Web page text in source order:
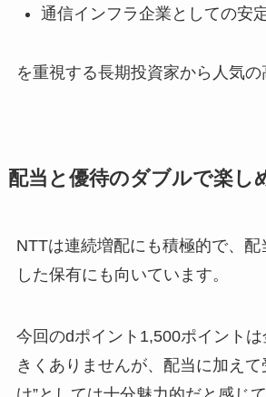
通信インフラ企業としての安
を重視する長期投資家から人気の
配当と優待のダブルで楽し
NTTは連続増配にも積極的で、配
した保有にも向いています。
今回のdポイント1,500ポイント
きくありませんが、配当に加えて